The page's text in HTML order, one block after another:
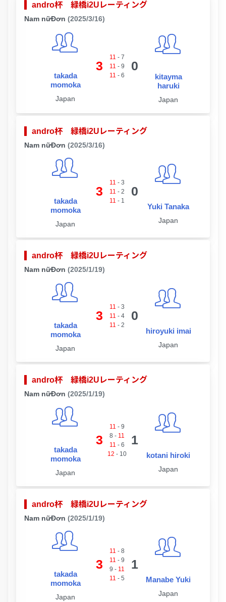
andro杯 緑橋i2Uレーティング
Nam nữĐơn (2025/3/16)
takada
momoka
Japan
3
11 - 7
11 - 9
11 - 6
0
kitayma
haruki
Japan
andro杯 緑橋i2Uレーティング
Nam nữĐơn (2025/3/16)
takada
momoka
Japan
3
11 - 3
11 - 2
11 - 1
0
Yuki Tanaka
Japan
andro杯 緑橋i2Uレーティング
Nam nữĐơn (2025/1/19)
takada
momoka
Japan
3
11 - 3
11 - 4
11 - 2
0
hiroyuki imai
Japan
andro杯 緑橋i2Uレーティング
Nam nữĐơn (2025/1/19)
takada
momoka
Japan
3
11 - 9
8 - 11
11 - 6
12 - 10
1
kotani hiroki
Japan
andro杯 緑橋i2Uレーティング
Nam nữĐơn (2025/1/19)
takada
momoka
Japan
3
11 - 8
11 - 9
9 - 11
11 - 5
1
Manabe Yuki
Japan